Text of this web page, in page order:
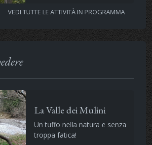
VEDI TUTTE LE ATTIVITÀ IN PROGRAMMA
La Valle dei Mulini
Un tuffo nella natura e senza
troppa fatica!